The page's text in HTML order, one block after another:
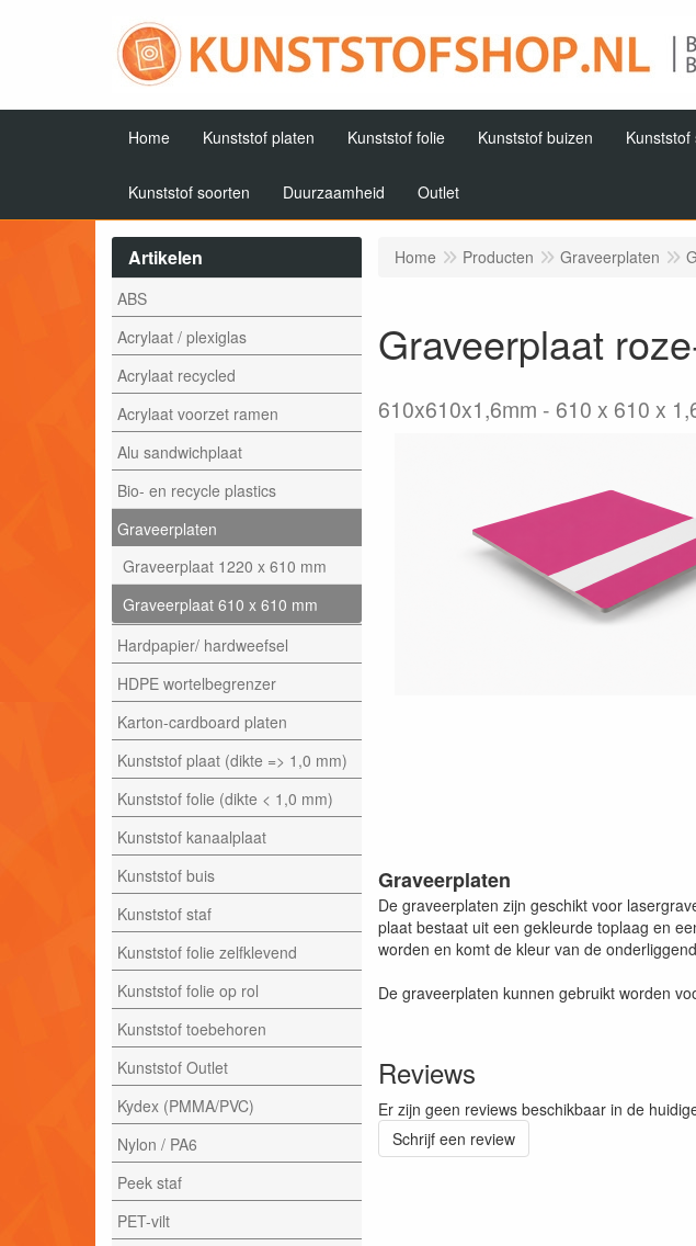
Home Kunststof platen Kunststof folie Kunststof buizen Kunststof
Kunststof soorten Duurzaamheid Outlet
Artikelen
ABS
Acrylaat / plexiglas
Acrylaat recycled
Acrylaat voorzet ramen
Alu sandwichplaat
Bio- en recycle plastics
Graveerplaten
Graveerplaat 1220 x 610 mm
Graveerplaat 610 x 610 mm
Hardpapier/ hardweefsel
HDPE wortelbegrenzer
Karton-cardboard platen
Kunststof plaat (dikte => 1,0 mm)
Kunststof folie (dikte < 1,0 mm)
Kunststof kanaalplaat
Kunststof buis
Kunststof staf
Kunststof folie zelfklevend
Kunststof folie op rol
Kunststof toebehoren
Kunststof Outlet
Kydex (PMMA/PVC)
Nylon / PA6
Peek staf
PET-vilt
Home Producten Graveerplaten
Graveerplaat
610x610x1,6mm 610 x 610 x
Graveerplaten
De graveerplaten zijn geschikt voor
plaat bestaat uit een gekleurde toplaag en
worden en komt de kleur van de
De graveerplaten kunnen gebruikt worden
Reviews
Er zijn geen reviews beschikbaar in de
Schrijf een review